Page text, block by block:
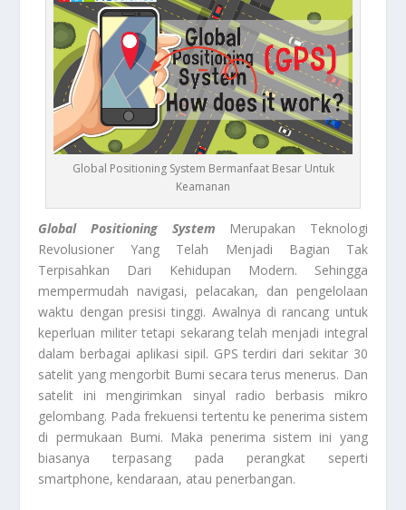
Global Positioning System Bermanfaat Besar Untuk
Keamanan
Global Positioning System Merupakan Teknologi
Revolusioner Yang Telah Menjadi Bagian Tak
Terpisahkan Dari Kehidupan Modern. Sehingga
mempermudah navigasi, pelacakan, dan pengelolaan
waktu dengan presisi tinggi. Awalnya di rancang untuk
keperluan militer tetapi sekarang telah menjadi integral
dalam berbagai aplikasi sipil. GPS terdiri dari sekitar 30
satelit yang mengorbit Bumi secara terus menerus. Dan
satelit ini mengirimkan sinyal radio berbasis mikro
gelombang. Pada frekuensi tertentu ke penerima sistem
di permukaan Bumi. Maka penerima sistem ini yang
biasanya terpasang pada perangkat seperti
smartphone, kendaraan, atau penerbangan.